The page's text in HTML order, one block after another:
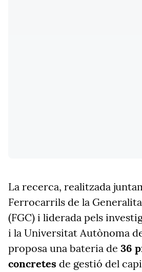
La recerca, realitzada
Ferrocarrils de la
(FGC) i liderada pels
i la Universitat Autònoma
proposa una bateria de 36
concretes de gestió del